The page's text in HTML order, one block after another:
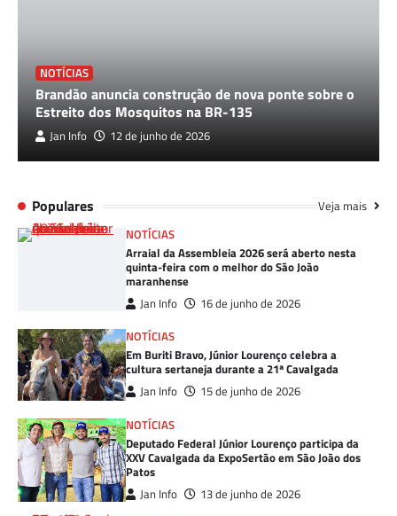
NOTÍCIAS
Brandão anuncia construção de nova ponte sobre o
Estreito dos Mosquitos na BR-135
Jan Info 12 de junho de 2026
Populares Veja mais
NOTÍCIAS
Arraial da Assembleia 2026 será aberto nesta
quinta-feira com o melhor do São João
maranhense
Jan Info
16 de junho de 2026
NOTÍCIAS
Em Buriti Bravo, Júnior Lourenço celebra a
cultura sertaneja durante a 21ª Cavalgada
Jan Info
15 de junho de 2026
NOTÍCIAS
Deputado Federal Júnior Lourenço participa da
XXV Cavalgada da ExpoSertão em São João dos
Patos
Jan Info
13 de junho de 2026